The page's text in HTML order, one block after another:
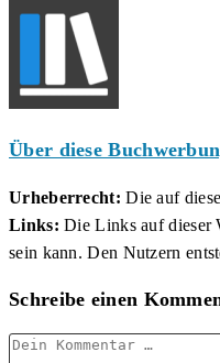
ansehen
Über diese
Urheberrecht: Die auf
Links: Die Links auf dieser
sein kann. Den Nutzern
Schreibe einen
Kommentar